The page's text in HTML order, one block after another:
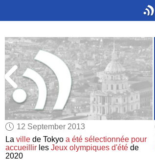
12 September 2013
Laville de Tokyoa été sélectionnée pour
accueillir lesJeux olympiques d'été de
2020